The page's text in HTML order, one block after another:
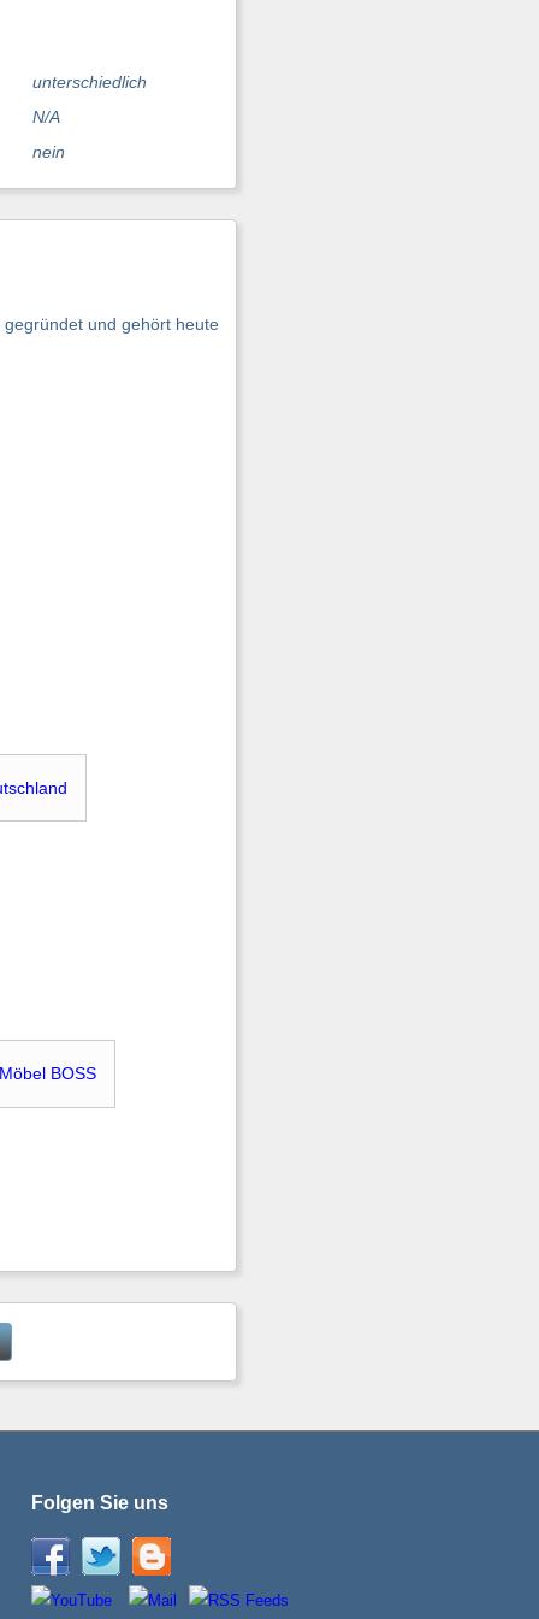
unterschiedlich
N/A
nein
und gehört heute
BOSS
Folgen Sie uns